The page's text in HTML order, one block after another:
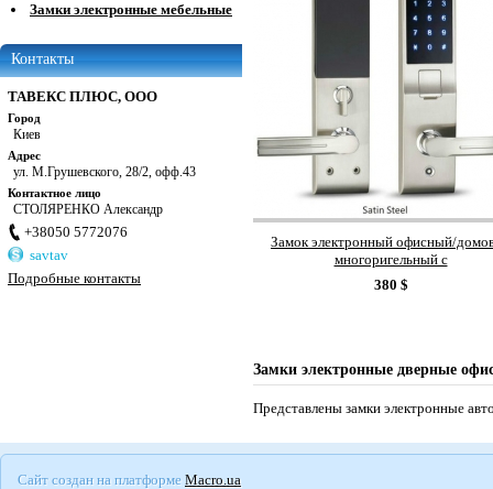
Замки электронные мебельные
Контакты
ТАВЕКС ПЛЮС, ООО
Город
Киев
Адрес
ул. М.Грушевского, 28/2, офф.43
Контактное лицо
СТОЛЯРЕНКО Александр
+38050 5772076
savtav
Подробные контакты
Замок электронный офисный/
многоригельный с
биометрическим+кодовым доступом
380 $
Замки электронные дверные
Представлены замки электронные
Сайт создан на платформе Macro.ua